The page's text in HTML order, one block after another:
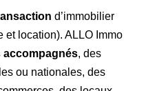
d’immobilier
et location). ALLO Immo
accompagnés, des
ou nationales, des